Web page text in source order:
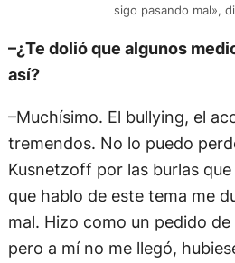
sigo pasando mal»,
–¿Te dolió que algunos
así?
–Muchísimo. El bullying, el
tremendos. No lo puedo
Kusnetzoff por las burlas
que hablo de este tema me
mal. Hizo como un pedido
pero a mí no me llegó,